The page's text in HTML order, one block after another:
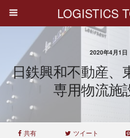
LOGISTICS
2020年4月1日
日鉄興和不動産、
専用物流施
共有 ツイート